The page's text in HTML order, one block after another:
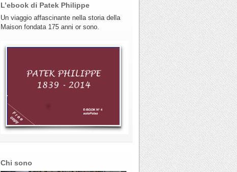
L’ebook di Patek Philippe
Un viaggio affascinante nella storia della
Maison fondata 175 anni or sono.
Chi sono